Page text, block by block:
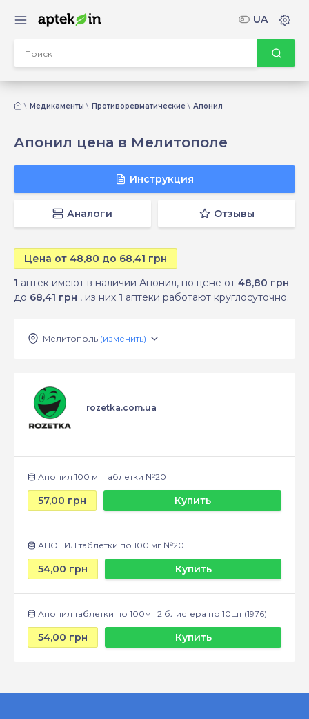
Медикаменты Противоревматические Апонил
Апонил цена в Мелитополе
Инструкция
Аналоги Отзывы
Цена от 48,80 до 68,41 грн
1 аптек имеют в наличии Апонил, по цене от 48,80 грн
до 68,41 грн , из них 1 аптеки работают круглосуточно.
Мелитополь (изменить)
rozetka.com.ua
Апонил 100 мг таблетки №20
57,00 грн Купить
АПОНИЛ таблетки по 100 мг №20
54,00 грн Купить
Апонил таблетки по 100мг 2 блистера по 10шт (1976)
54,00 грн Купить
UA